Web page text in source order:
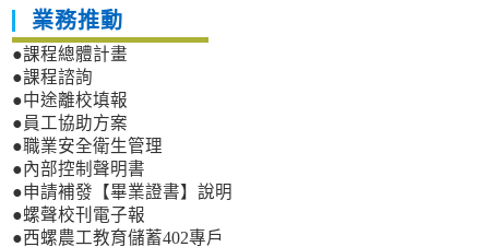
業務推動
●課程總體計畫
●課程諮詢
●中途離校填報
●員工協助方案
●職業安全衛生管理
●內部控制聲明書
●申請補發【畢業證書】說明
●螺聲校刊電子報
●西螺農工教育儲蓄402專戶